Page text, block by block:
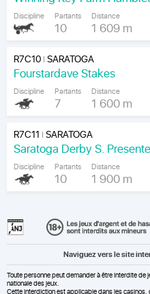
Discipline Partants
10
Distance
1 609 m
R7C10|SARATOGA
Fourstardave Stakes
Discipline Partants
7
Distance
1 600 m
R7C11 |SARATOGA
Saratoga Derby S.
Discipline Partants
10
Distance
1 900 m
Naviguez vers le site
Toute personne peut demander à être interdite
nationale des jeux.